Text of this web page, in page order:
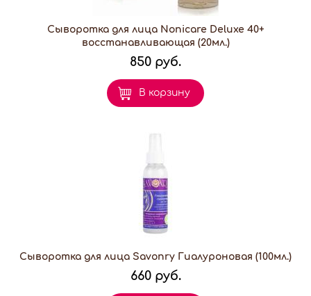
Сыворотка для лица Nonicare Deluxe 40+
восстанавливающая (20мл.)
850 руб.
В корзину
Сыворотка для лица Savonry Гиалуроновая (100мл.)
660 руб.